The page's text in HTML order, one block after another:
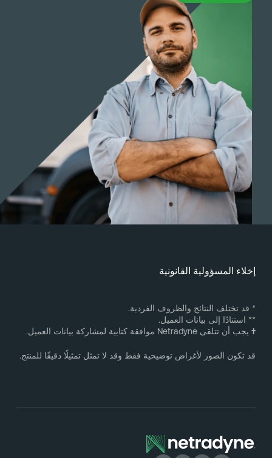
المسؤولية القانونية
قد تختلف النتائج والظروف الفردية.
استنادًا إلى بيانات العميل.
يجب أن تتلقى Netradyne موافقة كتابية لمشاركة بيانات العميل.
تكون الصور لأغراض توضيحية فقط وقد لا تمثل تمثيلًا دقيقًا للمنتج.